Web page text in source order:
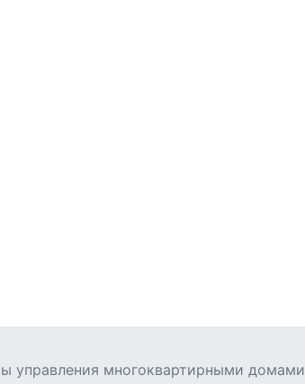
управления многоквартирными домами